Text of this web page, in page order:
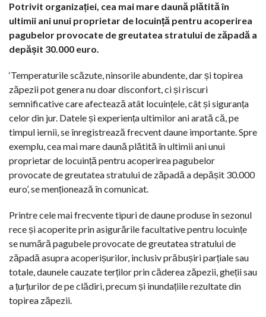
Potrivit organizației, cea mai mare daună plătită în
ultimii ani unui proprietar de locuință pentru acoperirea
pagubelor provocate de greutatea stratului de zăpadă a
depășit 30.000 euro.
‘Temperaturile scăzute, ninsorile abundente, dar și topirea
zăpezii pot genera nu doar disconfort, ci și riscuri
semnificative care afectează atât locuințele, cât și siguranța
celor din jur. Datele și experiența ultimilor ani arată că, pe
timpul iernii, se înregistrează frecvent daune importante. Spre
exemplu, cea mai mare daună plătită în ultimii ani unui
proprietar de locuință pentru acoperirea pagubelor
provocate de greutatea stratului de zăpadă a depășit 30.000
euro’, se menționează în comunicat.
Printre cele mai frecvente tipuri de daune produse în sezonul
rece și acoperite prin asigurările facultative pentru locuințe
se numără pagubele provocate de greutatea stratului de
zăpadă asupra acoperișurilor, inclusiv prăbușiri parțiale sau
totale, daunele cauzate terților prin căderea zăpezii, gheții sau
a țurțurilor de pe clădiri, precum și inundațiile rezultate din
topirea zăpezii.